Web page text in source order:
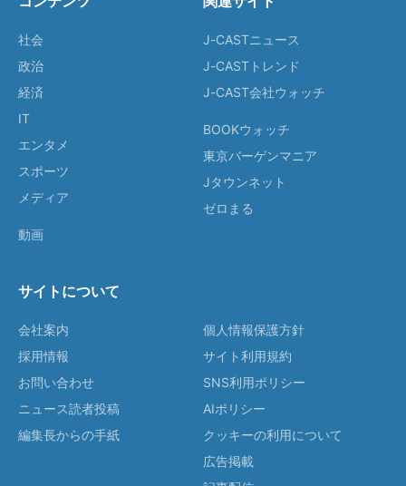
社会
政治
経済
IT
エンタメ
スポーツ
メディア
動画
J-CASTニュース
J-CASTトレンド
J-CAST会社ウォッチ
BOOKウォッチ
東京バーゲンマニア
Jタウンネット
ゼロまる
サイトについて
会社案内
採用情報
お問い合わせ
ニュース読者投稿
編集長からの手紙
個人情報保護方針
サイト利用規約
SNS利用ポリシー
AIポリシー
クッキーの利用について
広告掲載